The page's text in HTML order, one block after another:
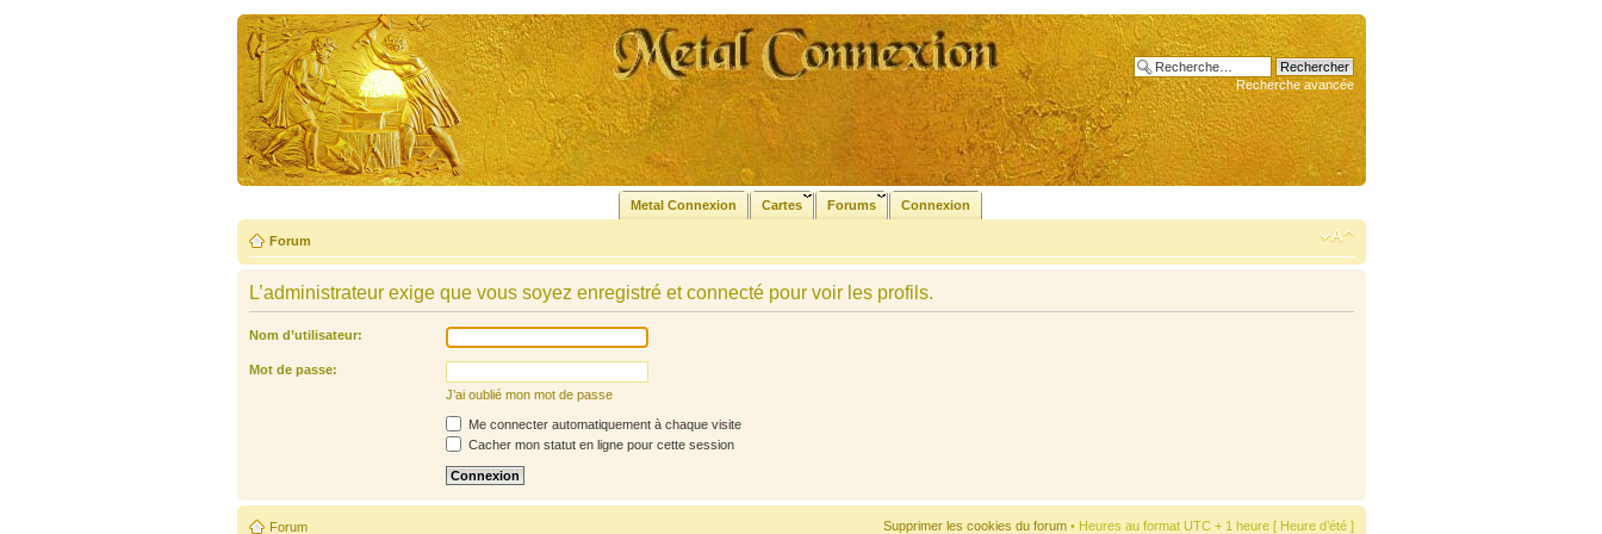
Recherche avancée
Metal Connexion Cartes Forums Connexion
Forum
L’administrateur exige que vous soyez enregistré et connecté pour voir les profils.
Nom d’utilisateur:
Mot de passe:
J’ai oublié mon mot de passe
Me connecter automatiquement à chaque visite
Cacher mon statut en ligne pour cette session
Forum Supprimer les cookies du forum• Heures au format UTC + 1 heure [ Heure d’été ]